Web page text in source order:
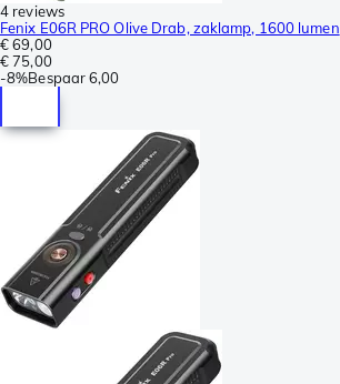
4 reviews
Fenix E06R PRO Olive Drab, zaklamp, 1600 lumen
€ 69,00
€ 75,00
-8%Bespaar6,00